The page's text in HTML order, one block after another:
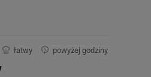
łatwy powyżej godziny